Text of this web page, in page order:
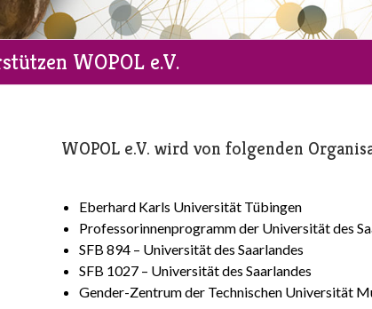
WOPOL e.V.
WOPOL e.V. wird von folgenden
Eberhard Karls Universität Tübingen
Professorinnenprogramm der Universität des
SFB 894 – Universität des Saarlandes
SFB 1027 – Universität des Saarlandes
Gender-Zentrum der Technischen Universität